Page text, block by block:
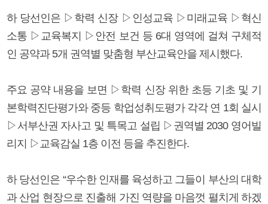
하 당선인은 ▷학력 신장 ▷인성교육 ▷미래교육 ▷혁신
소통 ▷교육복지 ▷안전 보건 등 6대 영역에 걸쳐 구체적
인 공약과 5개 권역별 맞춤형 부산교육안을 제시했다.
주요 공약 내용을 보면 ▷학력 신장 위한 초등 기초 및 기
본학력진단평가와 중등 학업성취도평가 각각 연 1회 실시
▷서부산권 자사고 및 특목고 설립 ▷권역별 2030 영어빌
리지 ▷교육감실 1층 이전 등을 추진한다.
하 당선인은 “우수한 인재를 육성하고 그들이 부산의 대학
과 산업 현장으로 진출해 가진 역량을 마음껏 펼치게 하겠